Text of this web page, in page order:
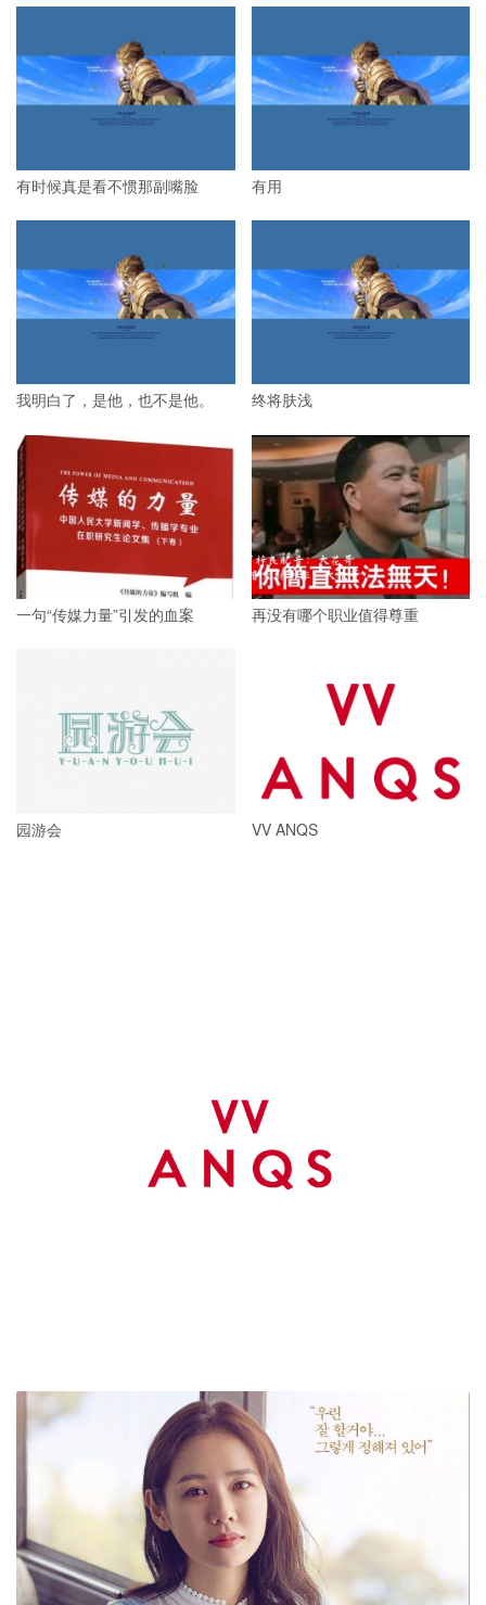
有时候真是看不惯那副嘴脸 有用
我明白了，是他，也不是他。 终将肤浅
一句“传媒力量”引发的血案 再没有哪个职业值得尊重
园游会 VV ANQS